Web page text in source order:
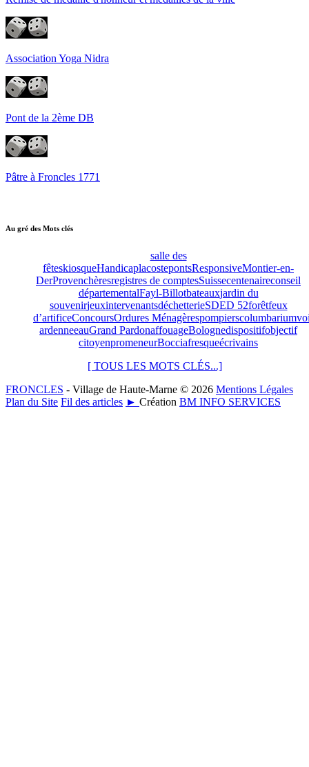
Association Yoga Nidra
Pont de la 2ème DB
Pâtre à Froncles 1771
Au gré des Mots clés
salle des
fêteskiosqueHandicaplacostepontsResponsiveMontier-en-
DerProvenchèresregistres de comptesSuissecentenaireconseil
départementalFayl-Billotbateauxjardin du
souvenirjeuxintervenantsdéchetterieSDED 52forêtfeux
d’artificeConcoursOrdures Ménagèrespompierscolumbarium
ardenneeauGrand PardonaffouageBolognedispositifobjectif
citoyenpromeneurBocciafresqueécrivains
[ TOUS LES MOTS CLÉS...]
FRONCLES - Village de Haute-Marne © 2026 Mentions Légales
Plan du Site Fil des articles ► Création BM INFO SERVICES